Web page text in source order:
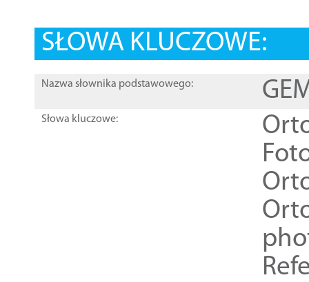
SŁOWA KLUCZOWE:
Nazwa słownika podstawowego:
Słowa kluczowe: